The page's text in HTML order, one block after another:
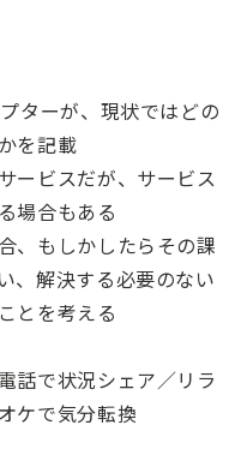
ターが、現状ではどの
を記載
ービスだが、サービス
場合もある
、もしかしたらその課
、解決する必要のない
とを考える
話で状況シェア／リラ
ケで気分転換